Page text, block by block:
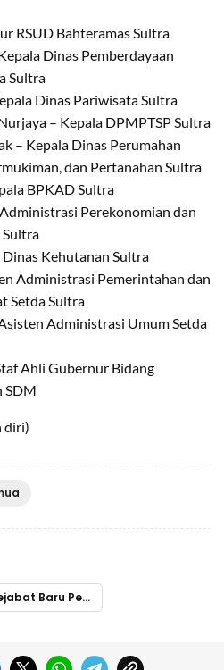
RSUD Bahteramas Sultra
Dinas Pemberdayaan
Sultra
Dinas Pariwisata Sultra
– Kepala DPMPTSP Sultra
– Kepala Dinas Perumahan
dan Pertanahan Sultra
BPKAD Sultra
Perekonomian dan
Sultra
Kehutanan Sultra
Administrasi Pemerintahan dan
Setda Sultra
Administrasi Umum Setda
Ahli Gubernur Bidang
SDM
diri)
Baru Pemprov Sultra